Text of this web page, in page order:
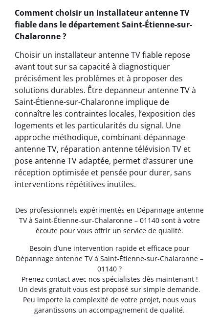
Comment choisir un installateur antenne TV
fiable dans le département Saint-Étienne-sur-
Chalaronne ?
Choisir un installateur antenne TV fiable repose
avant tout sur sa capacité à diagnostiquer
précisément les problèmes et à proposer des
solutions durables. Être depanneur antenne TV à
Saint-Étienne-sur-Chalaronne implique de
connaître les contraintes locales, l’exposition des
logements et les particularités du signal. Une
approche méthodique, combinant dépannage
antenne TV, réparation antenne télévision TV et
pose antenne TV adaptée, permet d’assurer une
réception optimisée et pensée pour durer, sans
interventions répétitives inutiles.
Des professionnels expérimentés en Dépannage antenne
TV à Saint-Étienne-sur-Chalaronne – 01140 sont à votre
écoute pour vous offrir un service de qualité.
Besoin d’une intervention rapide et efficace pour
Dépannage antenne TV à Saint-Étienne-sur-Chalaronne –
01140 ?
Prenez contact avec nos spécialistes dès maintenant !
Un devis gratuit vous est proposé sur simple demande.
Peu importe la complexité de votre projet, nous vous
garantissons un accompagnement de qualité.